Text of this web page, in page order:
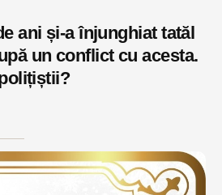
ani și-a înjunghiat tatăl
un conflict cu acesta.